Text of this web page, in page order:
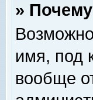
»
имя, под
вообще